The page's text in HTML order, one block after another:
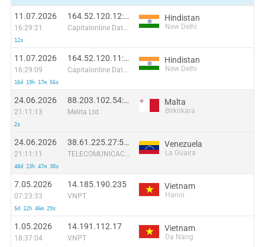
11.07.2026
16:29:21
12s
164.52.120.12:21772
Capitalonline Data Service (HK) Co
Hindistan
New Delhi
11.07.2026
16:29:09
16d 19h 17m 56s
164.52.120.11:3818
Capitalonline Data Service (HK) Co
Hindistan
New Delhi
24.06.2026
21:11:13
2s
88.203.102.54:32782
Melita Ltd
Malta
Birkirkara
24.06.2026
21:11:11
48d 13h 47m 38s
38.61.225.27:56684
TELECOMUNICACIONES G-NETWORK, C.A.
Venezuela
La Guaira
7.05.2026
07:23:33
5d 12h 46m 29s
14.185.190.235
VNPT
Vietnam
Hanoi
1.05.2026
18:37:04
14.191.112.17
VNPT
Vietnam
Da Nang